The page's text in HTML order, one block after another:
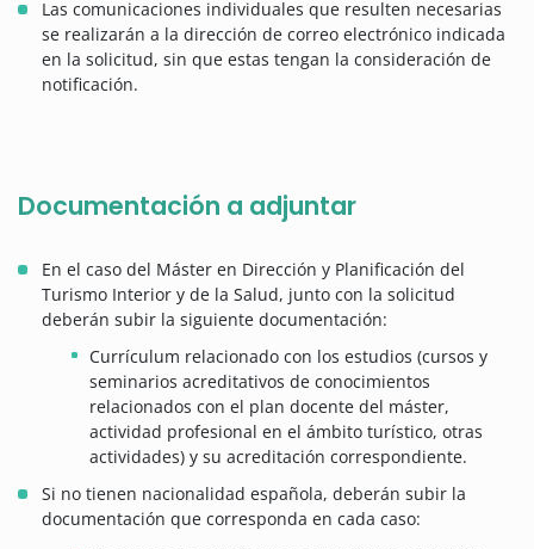
Las comunicaciones individuales que resulten necesarias
se realizarán a la dirección de correo electrónico indicada
en la solicitud, sin que estas tengan la consideración de
notificación.
Documentación a adjuntar
En el caso del Máster en Dirección y Planificación del
Turismo Interior y de la Salud, junto con la solicitud
deberán subir la siguiente documentación:
Currículum relacionado con los estudios (cursos y
seminarios acreditativos de conocimientos
relacionados con el plan docente del máster,
actividad profesional en el ámbito turístico, otras
actividades) y su acreditación correspondiente.
Si no tienen nacionalidad española, deberán subir la
documentación que corresponda en cada caso: